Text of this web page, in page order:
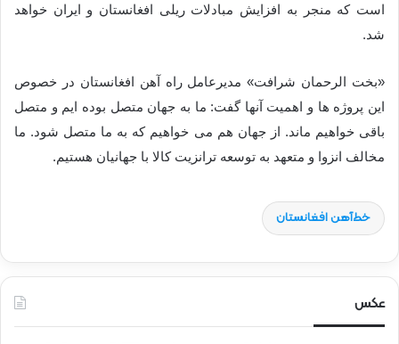
است که منجر به افزایش مبادلات ریلی افغانستان و ایران خواهد
شد.
«بخت الرحمان شرافت» مدیرعامل راه آهن افغانستان در خصوص
این پروژه ها و اهمیت آنها گفت: ما به جهان متصل بوده ایم و متصل
باقی خواهیم ماند. از جهان هم می خواهیم که به ما متصل شود. ما
مخالف انزوا و متعهد به توسعه ترانزیت کالا با جهانیان هستیم.
خط‌آهن افغانستان
عکس